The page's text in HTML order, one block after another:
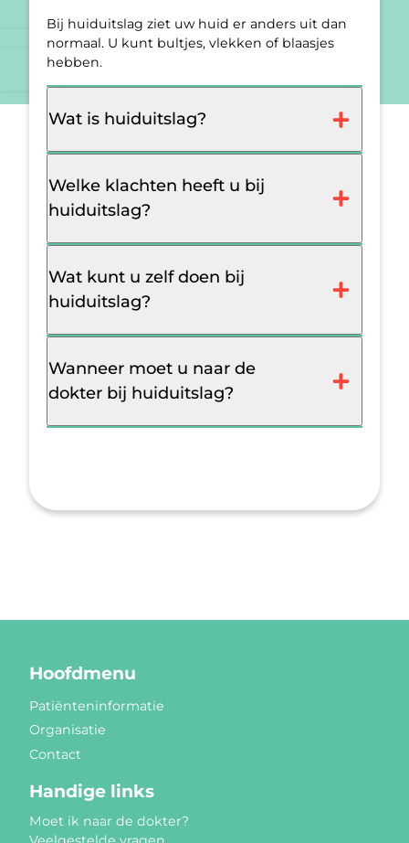
Bij huiduitslag ziet uw huid er anders uit dan
normaal. U kunt bultjes, vlekken of blaasjes
hebben.
Wat is huiduitslag?
Welke klachten heeft u bij
huiduitslag?
Wat kunt u zelf doen bij
huiduitslag?
Wanneer moet u naar de
dokter bij huiduitslag?
Hoofdmenu
Patiënteninformatie
Organisatie
Contact
Handige links
Moet ik naar de dokter?